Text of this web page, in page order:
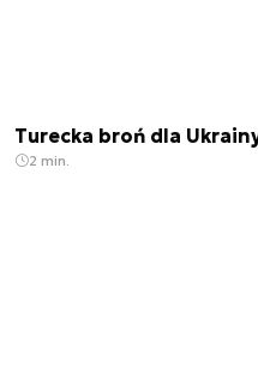
Turecka broń dla
2 min.